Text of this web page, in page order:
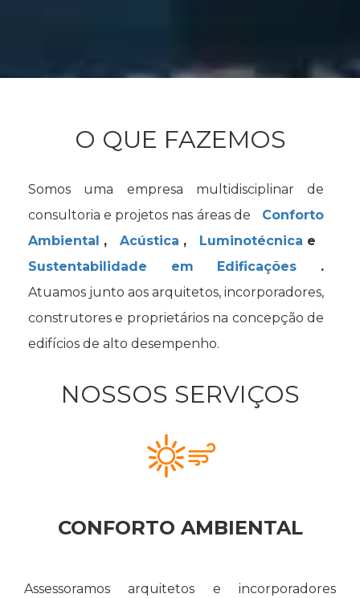
O QUE FAZEMOS
Somos uma empresa multidisciplinar de
consultoria e projetos nas áreas de
Conforto
Ambiental , Acústica , Luminotécnica e
Sustentabilidade em Edificações .
Atuamos junto aos arquitetos, incorporadores,
construtores e proprietários na concepção de
edifícios de alto desempenho.
NOSSOS SERVIÇOS
CONFORTO AMBIENTAL
Assessoramos arquitetos e incorporadores